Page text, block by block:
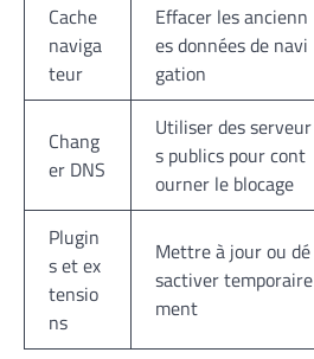
Cache
naviga
teur
Effacer les ancienn
es données de navi
gation
Chang
er DNS
Utiliser des serveur
s publics pour cont
ourner le blocage
Plugin
s et ex
tensio
ns
Mettre à jour ou dé
sactiver temporaire
ment